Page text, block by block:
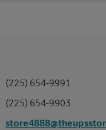
(225) 654-9991
(225) 654-9903